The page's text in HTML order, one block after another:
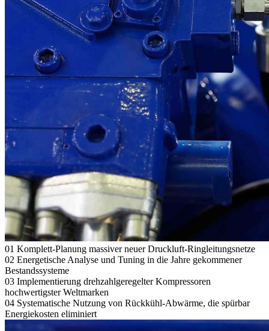
01 Komplett-Planung massiver neuer Druckluft-Ringleitungsnetze
02 Energetische Analyse und Tuning in die Jahre gekommener
Bestandssysteme
03 Implementierung drehzahlgeregelter Kompressoren
hochwertigster Weltmarken
04 Systematische Nutzung von Rückkühl-Abwärme, die spürbar
Energiekosten eliminiert